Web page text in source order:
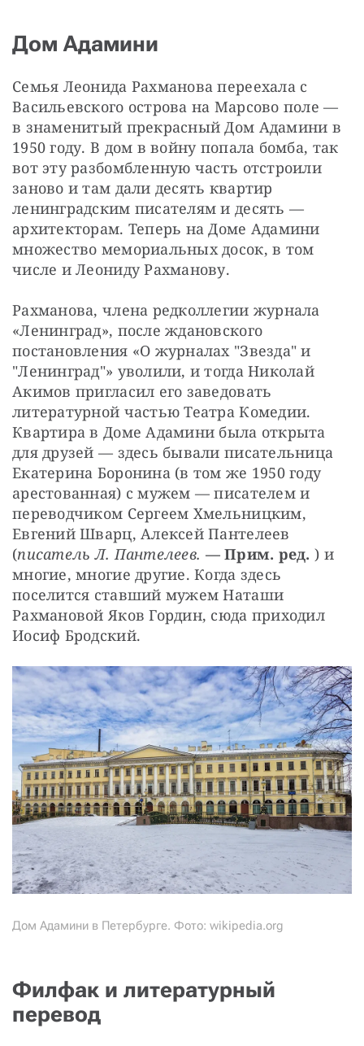
Дом Адамини
Семья Леонида Рахманова переехала с
Васильевского острова на Марсово поле —
в знаменитый прекрасный Дом Адамини в
1950 году. В дом в войну попала бомба, так
вот эту разбомбленную часть отстроили
заново и там дали десять квартир
ленинградским писателям и десять —
архитекторам. Теперь на Доме Адамини
множество мемориальных досок, в том
числе и Леониду Рахманову.
Рахманова, члена редколлегии журнала
«Ленинград», после ждановского
постановления «О журналах "Звезда" и
"Ленинград"» уволили, и тогда Николай
Акимов пригласил его заведовать
литературной частью Театра Комедии.
Квартира в Доме Адамини была открыта
для друзей — здесь бывали писательница
Екатерина Боронина (в том же 1950 году
арестованная) с мужем — писателем и
переводчиком Сергеем Хмельницким,
Евгений Шварц, Алексей Пантелеев
(писатель Л. Пантелеев. — Прим. ред. ) и
многие, многие другие. Когда здесь
поселится ставший мужем Наташи
Рахмановой Яков Гордин, сюда приходил
Иосиф Бродский.
Дом Адамини в Петербурге. Фото: wikipedia.org
Филфак и литературный
перевод